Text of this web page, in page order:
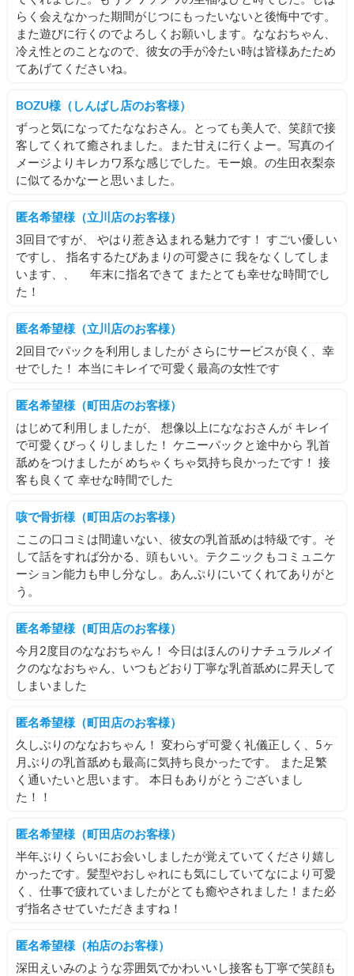
らく会えなかった期間がじつにもったいないと後悔中です。
また遊びに行くのでよろしくお願いします。ななおちゃん、
冷え性とのことなので、彼女の手が冷たい時は皆様あたため
てあげてくださいね。
BOZU様（しんばし店のお客様）
ずっと気になってたななおさん。とっても美人で、笑顔で接
客してくれて癒されました。また甘えに行くよー。写真のイ
メージよりキレカワ系な感じでした。モー娘。の生田衣梨奈
に似てるかなーと思いました。
匿名希望様（立川店のお客様）
3回目ですが、 やはり惹き込まれる魅力です！ すごい優しい
ですし、 指名するたびあまりの可愛さに 我をなくしてしま
います、、 年末に指名できて またとても幸せな時間でし
た！
匿名希望様（立川店のお客様）
2回目でパックを利用しましたが さらにサービスが良く、幸
せでした！ 本当にキレイで可愛く最高の女性です
匿名希望様（町田店のお客様）
はじめて利用しましたが、 想像以上にななおさんが キレイ
で可愛くびっくりしました！ ケニーパックと途中から 乳首
舐めをつけましたが めちゃくちゃ気持ち良かったです！ 接
客も良くて 幸せな時間でした
咳で骨折様（町田店のお客様）
ここの口コミは間違いない、彼女の乳首舐めは特級です。そ
して話をすれば分かる、頭もいい。テクニックもコミュニケ
ーション能力も申し分なし。あんぷりにいてくれてありがと
う。
匿名希望様（町田店のお客様）
今月2度目のななおちゃん！ 今日はほんのりナチュラルメイ
クのななおちゃん、いつもどおり丁寧な乳首舐めに昇天して
しまいました
匿名希望様（町田店のお客様）
久しぶりのななおちゃん！ 変わらず可愛く礼儀正しく、5ヶ
月ぶりの乳首舐めも最高に気持ち良かったです。 また足繁
く通いたいと思います。 本日もありがとうございまし
た！！
匿名希望様（町田店のお客様）
半年ぶりくらいにお会いしましたが覚えていてくださり嬉し
かったです。髪型やおしゃれにも気にしていてなにより可愛
く、仕事で疲れていましたがとても癒やされました！また必
ず指名させていただきますね！
匿名希望様（柏店のお客様）
深田えいみのような雰囲気でかわいいし接客も丁寧で笑顔も